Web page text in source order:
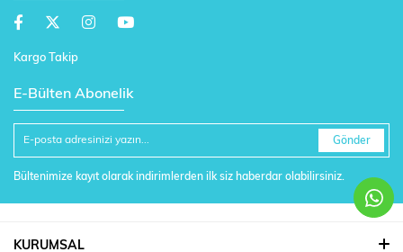
Kargo Takip
E-Bülten Abonelik
Gönder
Bültenimize kayıt olarak indirimlerden ilk siz haberdar olabilirsiniz.
KURUMSAL